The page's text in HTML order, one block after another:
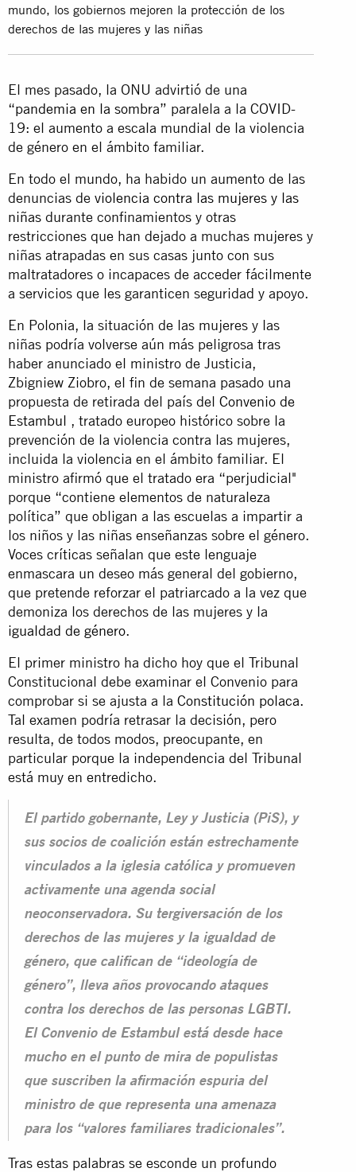
mundo, los gobiernos mejoren la protección de los
derechos de las mujeres y las niñas
El mes pasado, la ONU advirtió de una
“pandemia en la sombra” paralela a la COVID-
19: el aumento a escala mundial de la violencia
de género en el ámbito familiar.
En todo el mundo, ha habido un aumento de las
denuncias de violencia contra las mujeres y las
niñas durante confinamientos y otras
restricciones que han dejado a muchas mujeres y
niñas atrapadas en sus casas junto con sus
maltratadores o incapaces de acceder fácilmente
a servicios que les garanticen seguridad y apoyo.
En Polonia, la situación de las mujeres y las
niñas podría volverse aún más peligrosa tras
haber anunciado el ministro de Justicia,
Zbigniew Ziobro, el fin de semana pasado una
propuesta de retirada del país del Convenio de
Estambul , tratado europeo histórico sobre la
prevención de la violencia contra las mujeres,
incluida la violencia en el ámbito familiar. El
ministro afirmó que el tratado era “perjudicial"
porque “contiene elementos de naturaleza
política” que obligan a las escuelas a impartir a
los niños y las niñas enseñanzas sobre el género.
Voces críticas señalan que este lenguaje
enmascara un deseo más general del gobierno,
que pretende reforzar el patriarcado a la vez que
demoniza los derechos de las mujeres y la
igualdad de género.
El primer ministro ha dicho hoy que el Tribunal
Constitucional debe examinar el Convenio para
comprobar si se ajusta a la Constitución polaca.
Tal examen podría retrasar la decisión, pero
resulta, de todos modos, preocupante, en
particular porque la independencia del Tribunal
está muy en entredicho.
El partido gobernante, Ley y Justicia (PiS), y
sus socios de coalición están estrechamente
vinculados a la iglesia católica y promueven
activamente una agenda social
neoconservadora. Su tergiversación de los
derechos de las mujeres y la igualdad de
género, que califican de “ideología de
género”, lleva años provocando ataques
contra los derechos de las personas LGBTI.
El Convenio de Estambul está desde hace
mucho en el punto de mira de populistas
que suscriben la afirmación espuria del
ministro de que representa una amenaza
para los “valores familiares tradicionales”.
Tras estas palabras se esconde un profundo